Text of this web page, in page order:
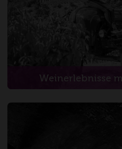
Weinerlebnisse